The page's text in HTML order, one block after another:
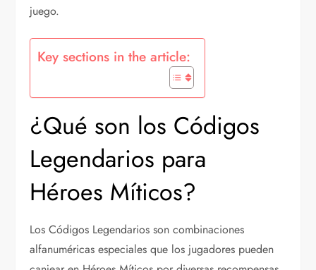
juego.
Key sections in the article:
¿Qué son los Códigos
Legendarios para
Héroes Míticos?
Los Códigos Legendarios son combinaciones
alfanuméricas especiales que los jugadores pueden